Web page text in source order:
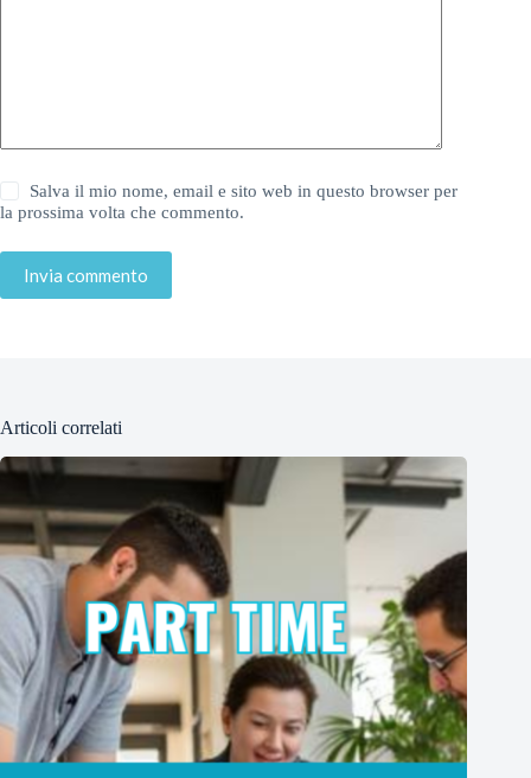
Salva il mio nome, email e sito web in questo browser per
la prossima volta che commento.
Invia commento
Articoli correlati